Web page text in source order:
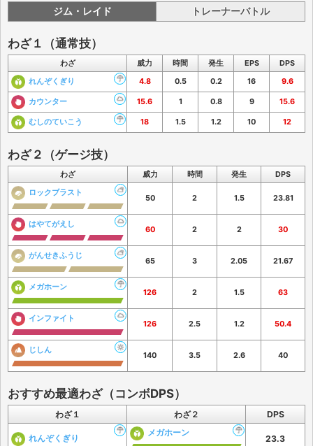
ジム・レイド トレーナーバトル
わざ１（通常技）
わざ 威力 時間 発生 EPS
DPS
れんぞくぎり
4.8 0.5 0.2 16 9.6
カウンター 15.6 1 0.8 9 15.6
むしのていこう 18 1.5 1.2 10 12
わざ２（ゲージ技）
わざ 威力 時間 発生
DPS
ロックブラスト
50 2 1.5 23.81
はやてがえし
60 2 2 30
がんせきふうじ
65 3 2.05 21.67
メガホーン
126 2 1.5 63
インファイト
126 2.5 1.2 50.4
じしん
140 3.5 2.6 40
おすすめ最適わざ（コンボDPS）
わざ１ わざ２ DPS
れんぞくぎり
メガホーン
23.3